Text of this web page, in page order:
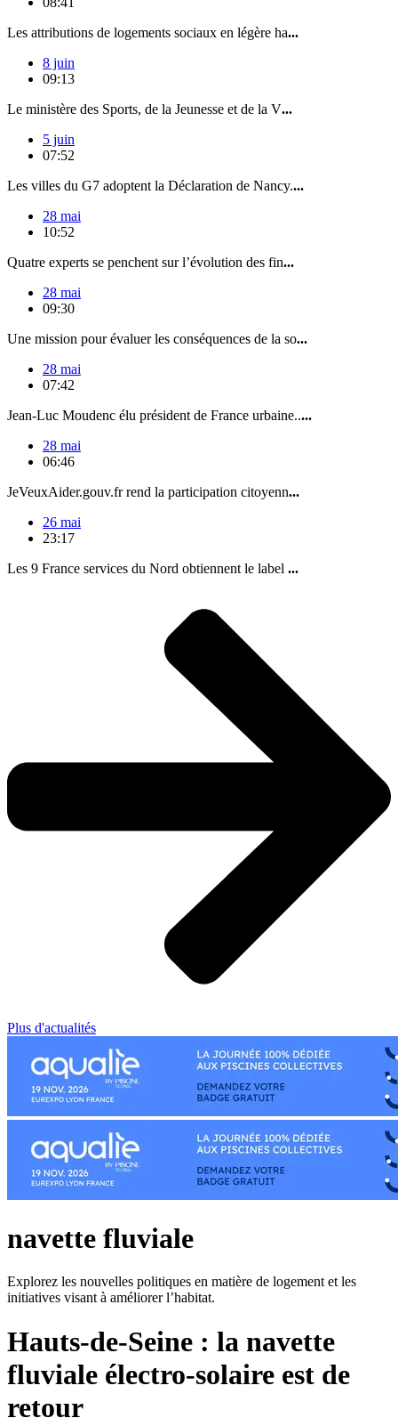
Les attributions de logements sociaux en légère ha...
8 juin
09:13
Le ministère des Sports, de la Jeunesse et de la V...
5 juin
07:52
Les villes du G7 adoptent la Déclaration de Nancy....
28 mai
10:52
Quatre experts se penchent sur l’évolution des fin...
28 mai
09:30
Une mission pour évaluer les conséquences de la so...
28 mai
07:42
Jean-Luc Moudenc élu président de France urbaine.....
28 mai
06:46
JeVeuxAider.gouv.fr rend la participation citoyenn...
26 mai
23:17
Les 9 France services du Nord obtiennent le label ...
Plus d'actualités
navette fluviale
Explorez les nouvelles politiques en matière de logement et les
initiatives visant à améliorer l’habitat.
Hauts-de-Seine : la navette
fluviale électro-solaire est de
retour